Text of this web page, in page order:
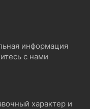
информация
с нами
характер и